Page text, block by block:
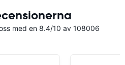
med en 8.4/10 av 108006